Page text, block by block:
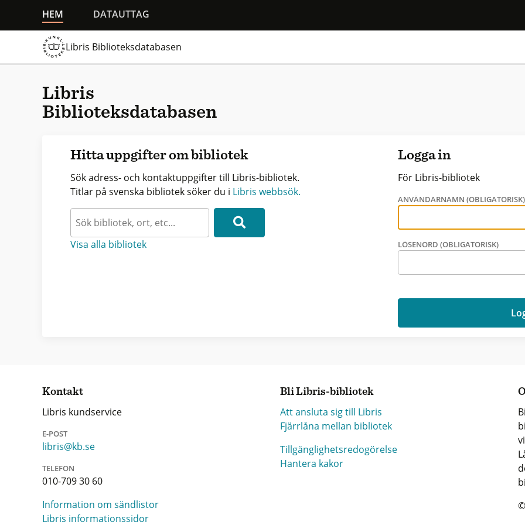
HEM DATAUTTAG
Libris Biblioteksdatabasen
Libris
Biblioteksdatabasen
Hitta uppgifter om bibliotek
Sök adress- och kontaktuppgifter till Libris-bibliotek.
Titlar på svenska bibliotek söker du i Libris webbsök.
Visa alla bibliotek
Logga in
För Libris-bibliotek
ANVÄNDARNAMN (OBLIGATORISK)
LÖSENORD (OBLIGATORISK)
Kontakt
Libris kundservice
E-POST
libris@kb.se
TELEFON
010-709 30 60
Information om sändlistor
Libris informationssidor
Bli Libris-bibliotek
Att ansluta sig till Libris
Fjärrlåna mellan bibliotek
Tillgänglighetsredogörelse
Hantera kakor